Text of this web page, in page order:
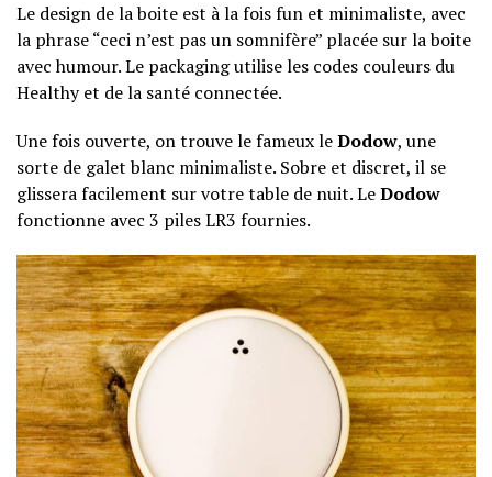
Le design de la boite est à la fois fun et minimaliste, avec
la phrase “ceci n’est pas un somnifère” placée sur la boite
avec humour. Le packaging utilise les codes couleurs du
Healthy et de la santé connectée.
Une fois ouverte, on trouve le fameux leDodow, une
sorte de galet blanc minimaliste. Sobre et discret, il se
glissera facilement sur votre table de nuit. LeDodow
fonctionne avec 3 piles LR3 fournies.